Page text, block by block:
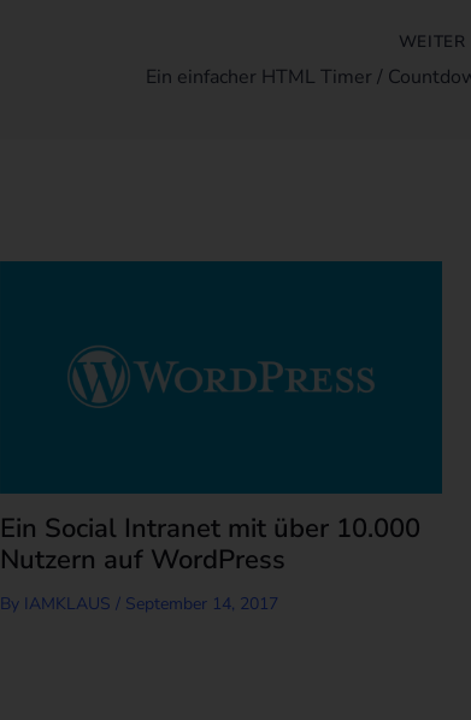
WEITER
Ein einfacher HTML Timer /
Ein Social Intranet mit über 10.000
Nutzern auf WordPress
By IAMKLAUS / September 14, 2017